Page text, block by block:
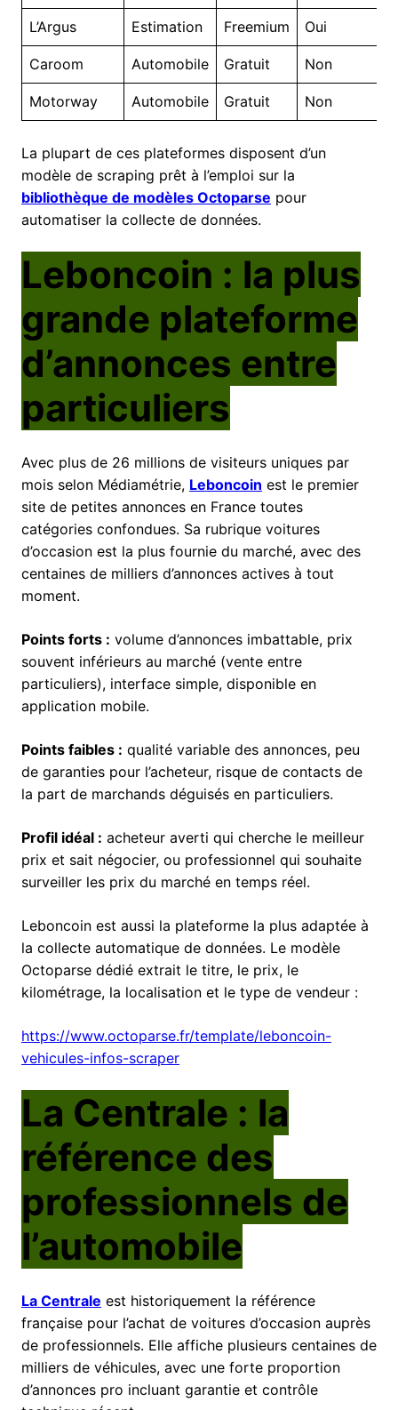
L’Argus Estimation Freemium Oui
Caroom Automobile Gratuit Non
Motorway Automobile Gratuit Non
La plupart de ces plateformes disposent d’un
modèle de scraping prêt à l’emploi sur la
bibliothèque de modèles Octoparse pour
automatiser la collecte de données.
Leboncoin : la plus
grande plateforme
d’annonces entre
particuliers
Avec plus de 26 millions de visiteurs uniques par
mois selon Médiamétrie, Leboncoin est le premier
site de petites annonces en France toutes
catégories confondues. Sa rubrique voitures
d’occasion est la plus fournie du marché, avec des
centaines de milliers d’annonces actives à tout
moment.
Points forts : volume d’annonces imbattable, prix
souvent inférieurs au marché (vente entre
particuliers), interface simple, disponible en
application mobile.
Points faibles : qualité variable des annonces, peu
de garanties pour l’acheteur, risque de contacts de
la part de marchands déguisés en particuliers.
Profil idéal : acheteur averti qui cherche le meilleur
prix et sait négocier, ou professionnel qui souhaite
surveiller les prix du marché en temps réel.
Leboncoin est aussi la plateforme la plus adaptée à
la collecte automatique de données. Le modèle
Octoparse dédié extrait le titre, le prix, le
kilométrage, la localisation et le type de vendeur :
https://www.octoparse.fr/template/leboncoin-
vehicules-infos-scraper
La Centrale : la
référence des
professionnels de
l’automobile
La Centrale est historiquement la référence
française pour l’achat de voitures d’occasion auprès
de professionnels. Elle affiche plusieurs centaines de
milliers de véhicules, avec une forte proportion
d’annonces pro incluant garantie et contrôle